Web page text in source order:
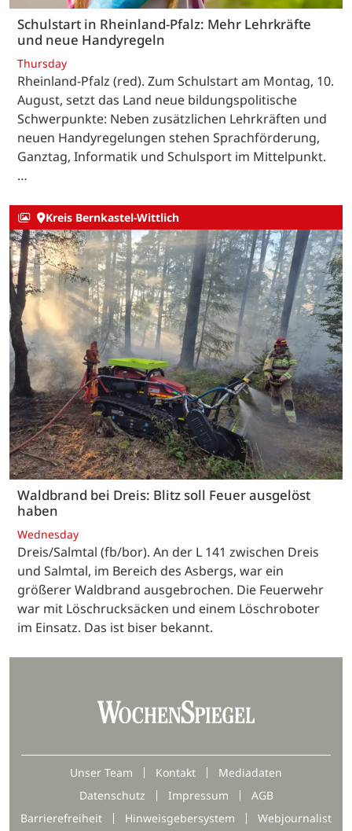
Schulstart in Rheinland-Pfalz: Mehr Lehrkräfte
und neue Handyregeln
Thursday
Rheinland-Pfalz (red). Zum Schulstart am Montag, 10.
August, setzt das Land neue bildungspolitische
Schwerpunkte: Neben zusätzlichen Lehrkräften und
neuen Handyregelungen stehen Sprachförderung,
Ganztag, Informatik und Schulsport im Mittelpunkt.
…
Kreis Bernkastel-Wittlich
Waldbrand bei Dreis: Blitz soll Feuer ausgelöst
haben
Wednesday
Dreis/Salmtal (fb/bor). An der L 141 zwischen Dreis
und Salmtal, im Bereich des Asbergs, war ein
größerer Waldbrand ausgebrochen. Die Feuerwehr
war mit Löschrucksäcken und einem Löschroboter
im Einsatz. Das ist biser bekannt.
Unser Team Kontakt
Mediadaten
Datenschutz
Impressum
AGB
Barrierefreiheit
Hinweisgebersystem Webjournalist